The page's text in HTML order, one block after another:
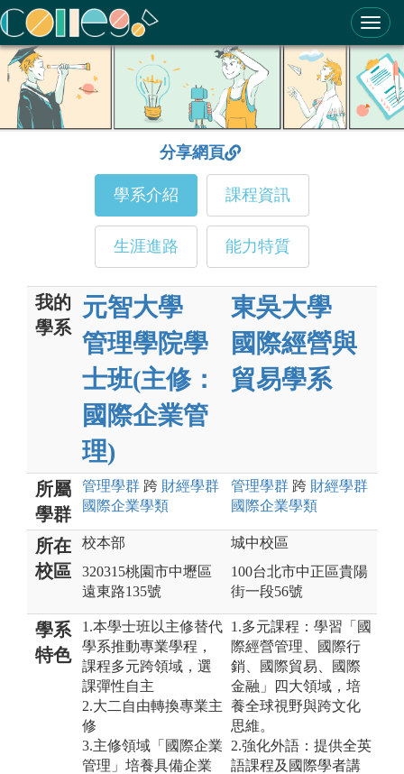
ColleGo! 大學選才與高中育才輔助系統
分享網頁
學系介紹 課程資訊
生涯進路 能力特質
我的
學系
元智大學
管理學院學
士班(主修：
國際企業管
理)
東吳大學
國際經營與
貿易學系
所屬
學群
管理學群 跨 財經學群
國際企業學類
管理學群 跨 財經學群
國際企業學類
所在
校區
校本部
320315桃園市中壢區
遠東路135號
城中校區
100台北市中正區貴陽
街一段56號
學系
特色
1.本學士班以主修替代
學系推動專業學程，
課程多元跨領域，選
課彈性自主
2.大二自由轉換專業主
修
3.主修領域「國際企業
管理」培養具備企業
1.多元課程：學習「國
際經營管理、國際行
銷、國際貿易、國際
金融」四大領域，培
養全球視野與跨文化
思維。
2.強化外語：提供全英
語課程及國際學者講